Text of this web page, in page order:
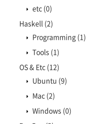
etc (0)
Haskell (2)
Programming (1)
Tools (1)
OS & Etc (12)
Ubuntu (9)
Mac (2)
Windows (0)